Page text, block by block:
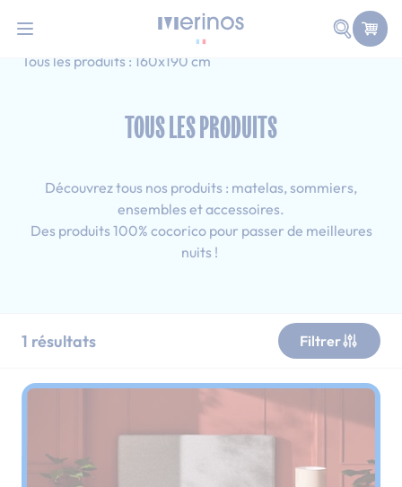
Faire
Accueil
Adulte
Tous les produits : 160x190 cm
TOUS LES PRODUITS
Découvrez tous nos produits : matelas, sommiers,
ensembles et accessoires.
Des produits 100% cocorico pour passer de meilleures
nuits !
1 résultats Filtrer